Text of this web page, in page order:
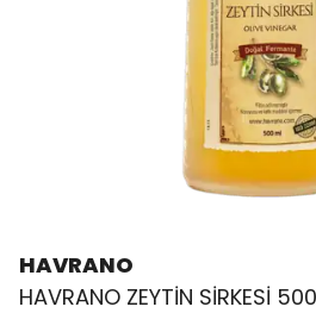
HAVRANO
HAVRANO ZEYTİN SİRKESİ